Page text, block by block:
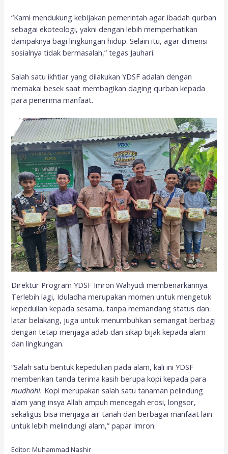
“Kami mendukung kebijakan pemerintah agar ibadah qurban
sebagai ekoteologi, yakni dengan lebih memperhatikan
dampaknya bagi lingkungan hidup. Selain itu, agar dimensi
sosialnya tidak bermasalah,” tegas Jauhari.
Salah satu ikhtiar yang dilakukan YDSF adalah dengan
memakai besek saat membagikan daging qurban kepada
para penerima manfaat.
Direktur Program YDSF Imron Wahyudi membenarkannya.
Terlebih lagi, Iduladha merupakan momen untuk mengetuk
kepedulian kepada sesama, tanpa memandang status dan
latar belakang, juga untuk menumbuhkan semangat berbagi
dengan tetap menjaga adab dan sikap bijak kepada alam
dan lingkungan.
“Salah satu bentuk kepedulian pada alam, kali ini YDSF
memberikan tanda terima kasih berupa kopi kepada para
mudhahi. Kopi merupakan salah satu tanaman pelindung
alam yang insya Allah ampuh mencegah erosi, longsor,
sekaligus bisa menjaga air tanah dan berbagai manfaat lain
untuk lebih melindungi alam,” papar Imron.
Editor: Muhammad Nashir